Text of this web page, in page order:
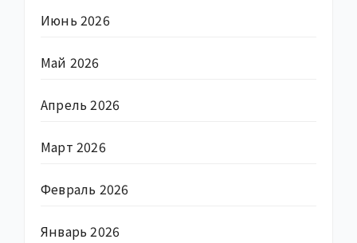
Июнь 2026
Май 2026
Апрель 2026
Март 2026
Февраль 2026
Январь 2026